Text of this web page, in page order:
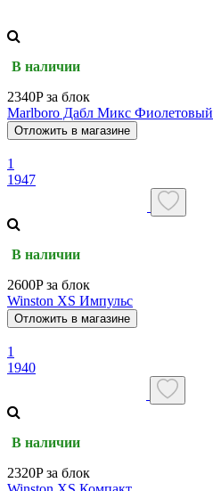
В наличии
2340P за блок
Marlboro Дабл Микс Фиолетовый
Отложить в магазине
1
1947
В наличии
2600P за блок
Winston XS Импульс
Отложить в магазине
1
1940
В наличии
2320P за блок